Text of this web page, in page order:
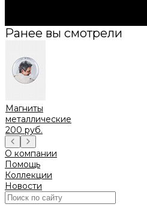
Ранее вы смотрели
Магниты
металлические
200 руб.
О компании
Помощь
Коллекции
Новости